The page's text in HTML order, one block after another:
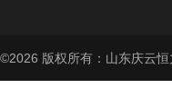
©2026 版权所有：山东庆云